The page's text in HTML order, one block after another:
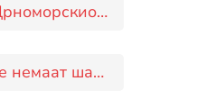
Русија го притиска Црноморскиот животен појас на Украина
Владимир Путин: Тие немаат шанси да ја соборат ракетата Орешник